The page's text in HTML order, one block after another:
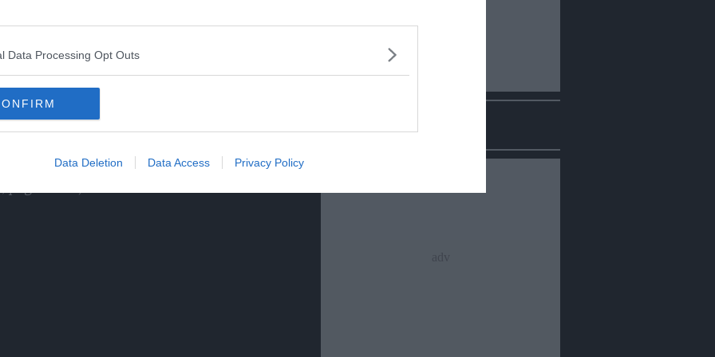
Data Processing Opt Outs
Data Deletion Data Access Privacy Policy
per chi desidera scoprire un altro volto dei
DEL LIBRO
E SEGRETA"
RIGONI
320).